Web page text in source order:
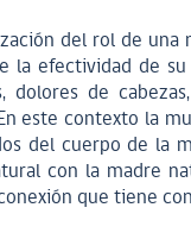
del rol de
la efectividad de
dolores de
este contexto la
del cuerpo de la
con la madre
que tiene